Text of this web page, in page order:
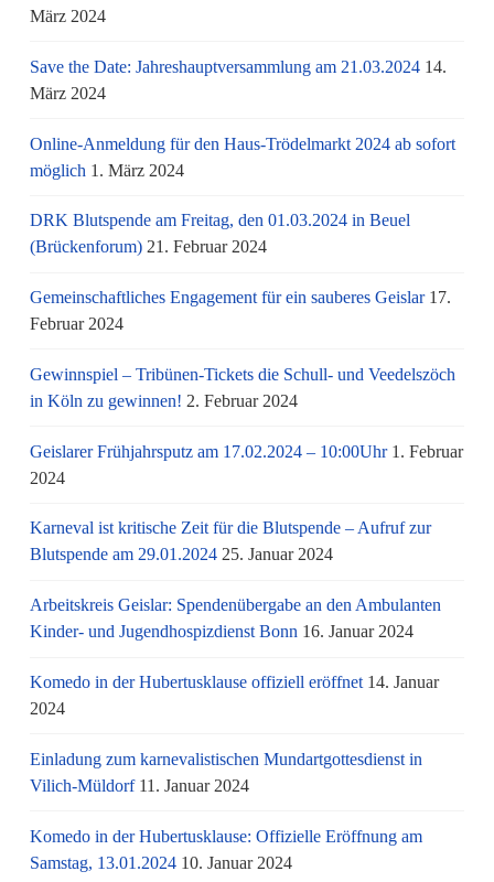
März 2024
Save the Date: Jahreshauptversammlung am 21.03.2024 14.
März 2024
Online-Anmeldung für den Haus-Trödelmarkt 2024 ab sofort
möglich 1. März 2024
DRK Blutspende am Freitag, den 01.03.2024 in Beuel
(Brückenforum) 21. Februar 2024
Gemeinschaftliches Engagement für ein sauberes Geislar 17.
Februar 2024
Gewinnspiel – Tribünen-Tickets die Schull- und Veedelszöch
in Köln zu gewinnen! 2. Februar 2024
Geislarer Frühjahrsputz am 17.02.2024 – 10:00Uhr 1. Februar
2024
Karneval ist kritische Zeit für die Blutspende – Aufruf zur
Blutspende am 29.01.2024 25. Januar 2024
Arbeitskreis Geislar: Spendenübergabe an den Ambulanten
Kinder- und Jugendhospizdienst Bonn 16. Januar 2024
Komedo in der Hubertusklause offiziell eröffnet 14. Januar
2024
Einladung zum karnevalistischen Mundartgottesdienst in
Vilich-Müldorf 11. Januar 2024
Komedo in der Hubertusklause: Offizielle Eröffnung am
Samstag, 13.01.2024 10. Januar 2024